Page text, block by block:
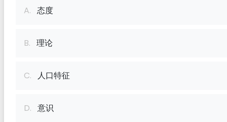
A. 态度
B. 理论
C. 人口特征
D. 意识